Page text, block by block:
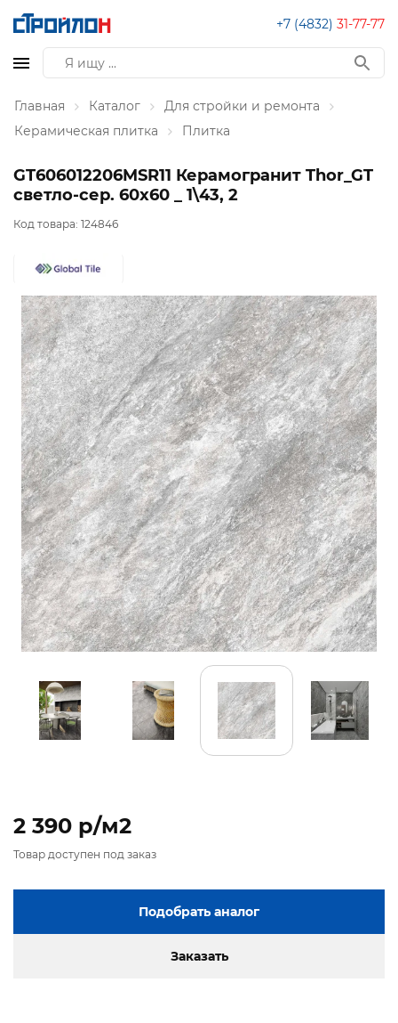
+7 (4832) 31-77-77
Главная Каталог
Для стройки и ремонта
Керамическая плитка
Плитка
GT606012206MSR11 Керамогранит Thor_GT
светло-сер. 60x60 _ 1\43, 2
Код товара: 124846
2 390 p/м2
Товар доступен под заказ
Подобрать аналог
Заказать